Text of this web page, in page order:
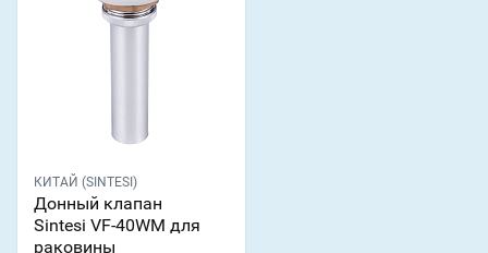
КИТАЙ (SINTESI)
Донный клапан
Sintesi VF-40WM для
раковины